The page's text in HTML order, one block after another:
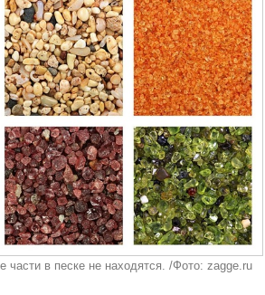
части в песке не находятся. /Фото: zagge.ru